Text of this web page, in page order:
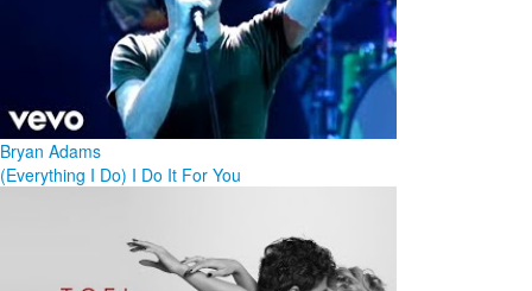
Bryan Adams
(Everything I Do) I Do It For You